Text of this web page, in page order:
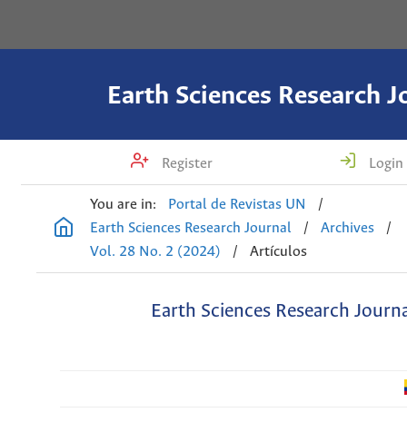
Earth Sciences Research
Register Login
You are in: Portal de Revistas UN
/
Earth Sciences Research Journal
/ Archives
/
Vol. 28 No. 2 (2024)
/ Artículos
Earth Sciences Research